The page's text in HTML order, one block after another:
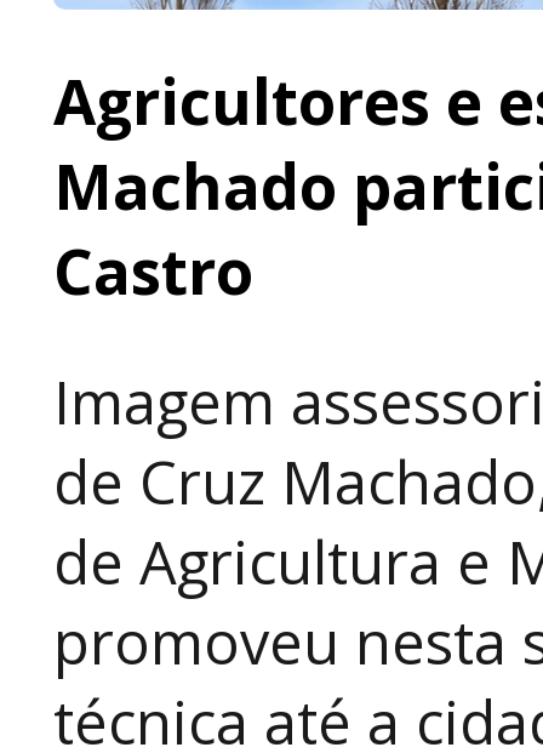
Agricultores e
Machado
Castro
Imagem
de Cruz
de Agricultura e
promoveu nesta
técnica até a